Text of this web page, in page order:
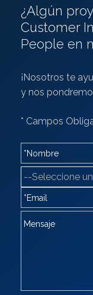
¿Algún
Customer
People en
¡Nosotros te
y nos
* Campos